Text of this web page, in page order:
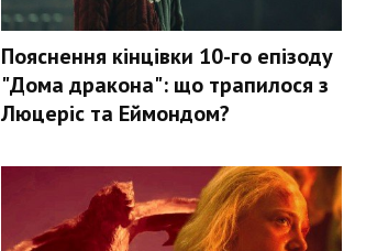
Пояснення кінцівки 10-го епізоду
"Дома дракона": що трапилося з
Люцеріс та Еймондом?